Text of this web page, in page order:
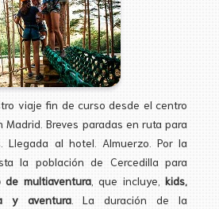
viaje fin de curso desde el centro
Madrid. Breves paradas en ruta para
Llegada al hotel. Almuerzo. Por la
la población de Cercedilla para
de multiaventura, que incluye,kids,
y aventura. La duración de la